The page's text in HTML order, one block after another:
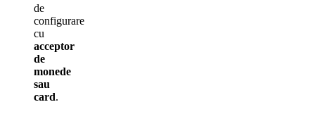
de
configurare
cu
acceptor
de
monede
sau
card.